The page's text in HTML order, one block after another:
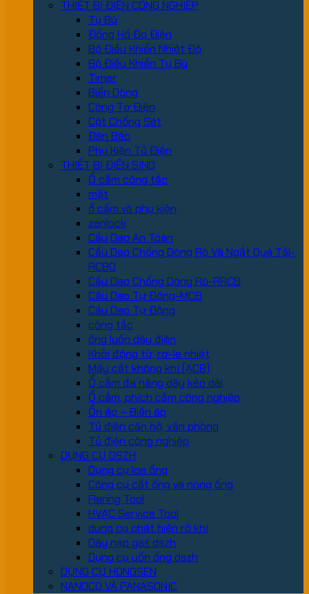
THIẾT BỊ ĐIỆN CÔNG NGHIỆP
Tụ Bù
Đồng Hồ Đo Điện
Bộ Điều Khiển Nhiệt Độ
Bộ Điều Khiển Tụ Bù
Timer
Biến Dòng
Công Tơ Điện
Cột Chống Sét
Đèn Báo
Phụ Kiện Tủ Điện
THIẾT BỊ ĐIỆN SINO
Ổ cắm công tắc
mặt
ổ cấm và phụ kiện
zenlock
Cầu Dao An Toàn
Cầu Dao Chống Dòng Rò Và Ngắt Quá Tải-
RCBO
Cầu Dao Chống Dòng Rò-RRCB
Cầu Dao Tự Động-MCB
Cầu Dao Tự Động
công tắc
ống luồn dây điện
Khởi động từ, rơ-le nhiệt
Máy cắt không khí (ACB)
Ổ cắm đa năng dây kéo dài
Ổ cắm, phích cắm công nghiệp
Ổn áp – Biến áp
Tủ điện căn hộ, văn phòng
Tủ điện công nghiệp
DỤNG CỤ DSZH
Dụng cụ loe ống
Công cụ cắt ống và nong ống
Flaring Tool
HVAC Service Tool
dung cụ phát hiện rò khí
Dây nạp gas dszh
Dụng cụ uốn ống dszh
DỤNG CỤ HONGSEN
NANOCO VÀ PANASONIC